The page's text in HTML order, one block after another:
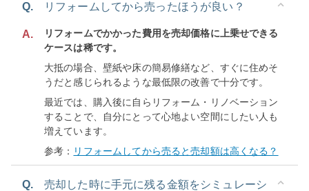
Q. リフォームしてから売ったほうが良い？
A.
リフォームでかかった費用を売却価格に上乗せできる
ケースは稀です。
大抵の場合、壁紙や床の簡易修繕など、すぐに住めそ
うだと感じられるような最低限の改善で十分です。
最近では、購入後に自らリフォーム・リノベーション
することで、自分にとって心地よい空間にしたい人も
増えています。
参考： リフォームしてから売ると売却額は高くなる？
Q.
売却した時に手元に残る金額をシミュレーシ